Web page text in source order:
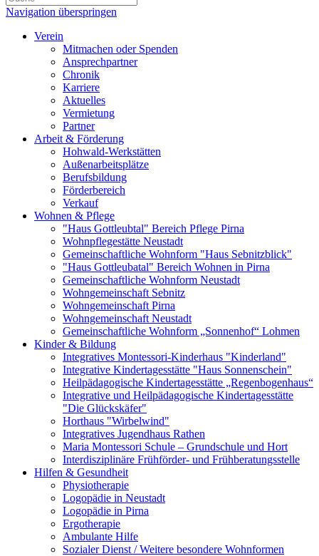
Navigation überspringen
Verein
Mitmachen oder Spenden
Ansprechpartner
Chronik
Karriere
Aktuelles
Vermietung
Partner
Arbeit & Förderung
Hohwald-Werkstätten
Außenarbeitsplätze
Berufsbildung
Förderbereich
Verkauf
Wohnen & Pflege
"Haus Gottleubtal" Bereich Pflege Pirna
Wohnpflegestätte Neustadt
Gemeinschaftliche Wohnform "Haus Sebnitzblick"
"Haus Gottleubatal" Bereich Wohnen in Pirna
Gemeinschaftliche Wohnform Neustadt
Wohngemeinschaft Sebnitz
Wohngemeinschaft Pirna
Wohngemeinschaft Neustadt
Gemeinschaftliche Wohnform „Sonnenhof“ Lohmen
Kinder & Bildung
Integratives Montessori-Kinderhaus "Kinderland"
Integrative Kindertagesstätte "Haus Sonnenschein"
Heilpädagogische Kindertagesstätte „Regenbogenhaus“
Integrative und Heilpädagogische Kindertagesstätte
"Die Glückskäfer"
Horthaus "Wirbelwind"
Integratives Jugendhaus Rathen
Maria Montessori Schule – Grundschule und Hort
Interdisziplinäre Frühförder- und Frühberatungsstelle
Hilfen & Gesundheit
Physiotherapie
Logopädie in Neustadt
Logopädie in Pirna
Ergotherapie
Ambulante Hilfe
Sozialer Dienst / Weitere besondere Wohnformen